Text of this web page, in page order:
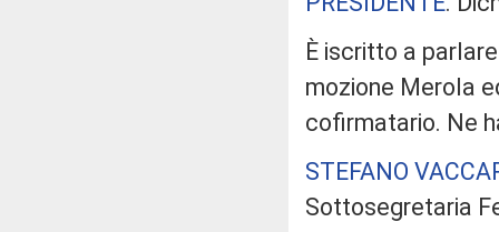
È iscritto a
mozione Merola
cofirmatario. Ne
STEFANO
Sottosegretaria